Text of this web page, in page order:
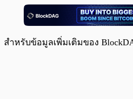
สำหรับข้อมูลเพิ่มเติมของ